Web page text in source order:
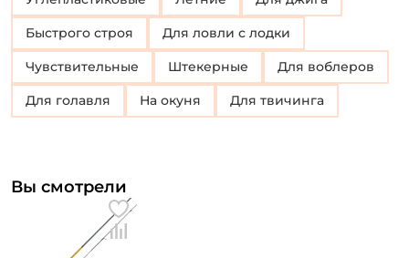
Быстрого строя Для ловли с лодки
Чувствительные Штекерные Для воблеров
Для голавля на окуня для твичинга
Вы смотрели